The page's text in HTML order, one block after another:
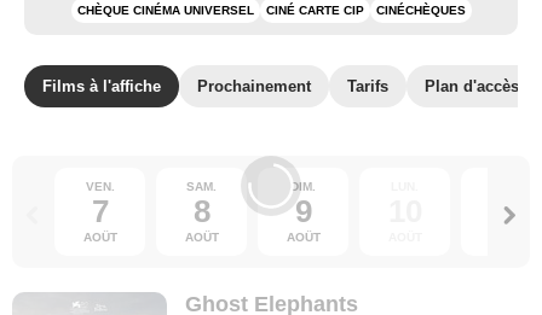
CHÈQUE CINÉMA UNIVERSEL CINÉ CARTE CIP CINÉCHÈQUES
Films à l'affiche Prochainement Tarifs Plan d'accès
VEN.
7
AOÛT
SAM.
8
AOÛT
DIM.
9
AOÛT
11
Ghost Elephants